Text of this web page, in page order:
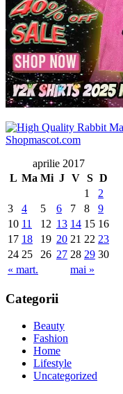
aprilie 2017
L Ma Mi J V S D
« mart. mai »
1
2
3
4 5 6 7 8
9
10 11 12 13 14 15 16
17 18 19 20 21 22 23
24 25 26 27 28 29 30
Categorii
Beauty
Fashion
Home
Lifestyle
Uncategorized